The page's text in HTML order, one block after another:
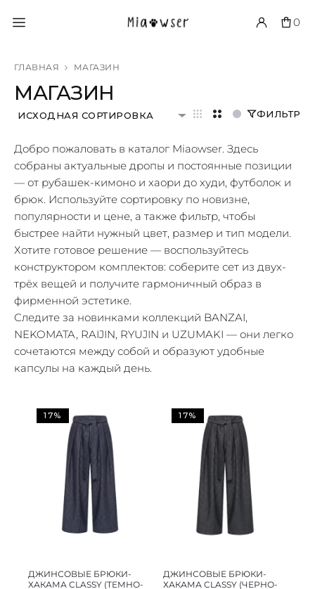
0
ГЛАВНАЯ МАГАЗИН
МАГАЗИН
ИСХОДНАЯ СОРТИРОВКА ФИЛЬТР
Добро пожаловать в каталог Miaowser. Здесь
собраны актуальные дропы и постоянные позиции
— от рубашек-кимоно и хаори до худи, футболок и
брюк. Используйте сортировку по новизне,
популярности и цене, а также фильтр, чтобы
быстрее найти нужный цвет, размер и тип модели.
Хотите готовое решение — воспользуйтесь
конструктором комплектов: соберите сет из двух-
трёх вещей и получите гармоничный образ в
фирменной эстетике.
Следите за новинками коллекций BANZAI,
NEKOMATA, RAIJIN, RYUJIN и UZUMAKI — они легко
сочетаются между собой и образуют удобные
капсулы на каждый день.
17%
ДЖИНСОВЫЕ БРЮКИ-
ХАКАМА CLASSY (ТЕМНО-
17%
ДЖИНСОВЫЕ БРЮКИ-
ХАКАМА CLASSY (ЧЕРНО-